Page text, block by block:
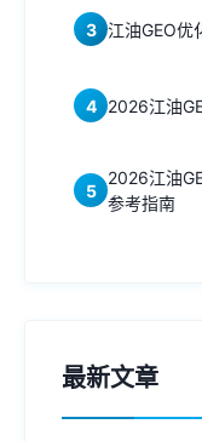
3 江油GEO优
4 2026江油
5
2026江油
参考指南
最新文章